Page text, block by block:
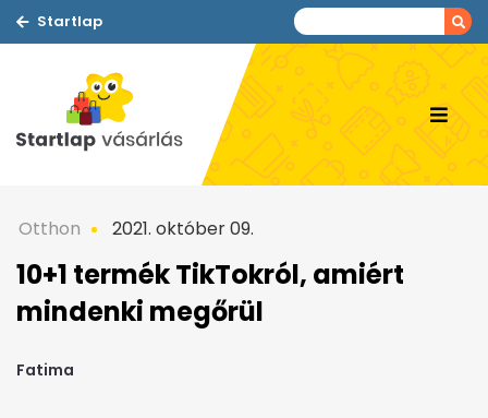
Startlap
Otthon 2021. október 09.
10+1 termék TikTokról, amiért
mindenki megőrül
Fatima